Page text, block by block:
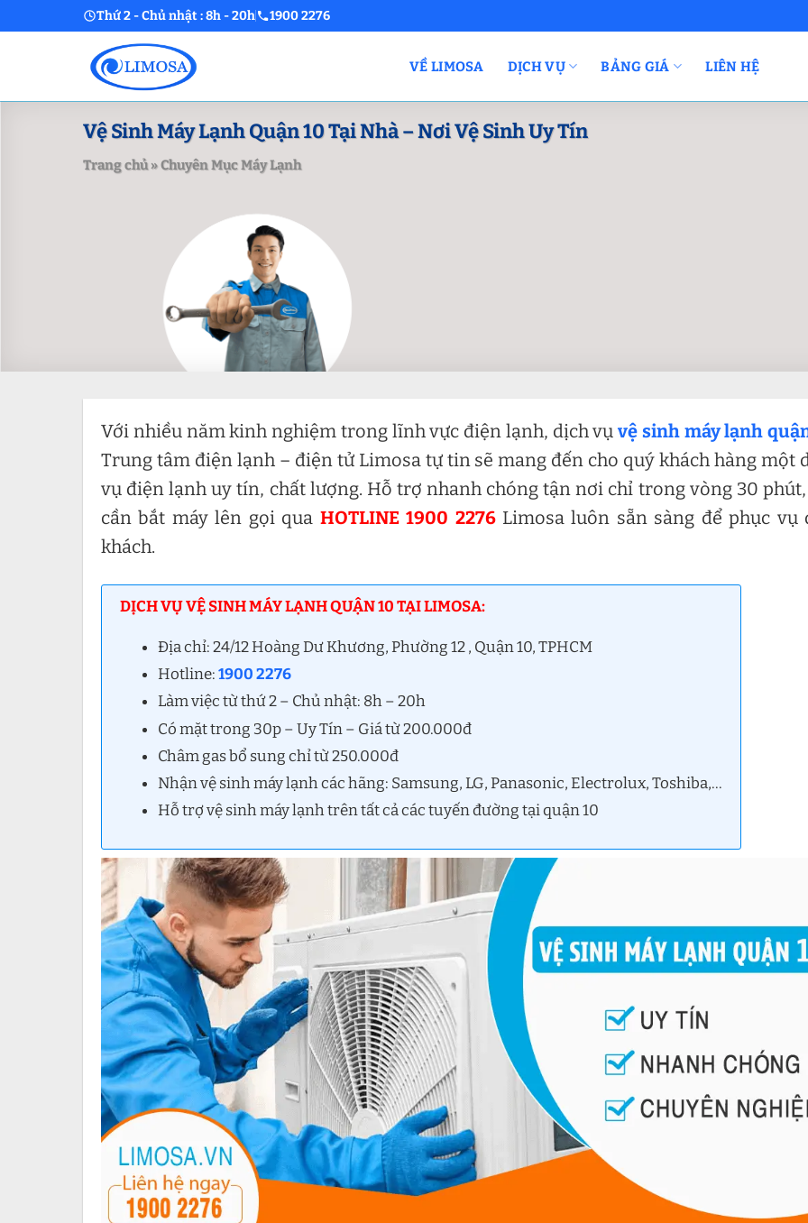
to
Thứ 2 - Chủ nhật : 8h - 20h 1900 2276
VỀ LIMOSA DỊCH VỤ BẢNG GIÁ LIÊN HỆ
Vệ Sinh Máy Lạnh Quận 10 Tại Nhà – Nơi Vệ Sinh Uy Tín
Trang chủ»Chuyên Mục Máy Lạnh
Với nhiều năm kinh nghiệm trong lĩnh vực điện lạnh, dịch vụvệ sinh máy lạnh
Trung tâm điện lạnh – điện tử Limosa tự tin sẽ mang đến cho quý khách hàng một
vụ điện lạnh uy tín, chất lượng. Hỗ trợ nhanh chóng tận nơi chỉ trong vòng 30
cần bắt máy lên gọi qua HOTLINE 1900 2276Limosa luôn sẵn sàng để phục vụ
khách.
DỊCH VỤ VỆ SINH MÁY LẠNH QUẬN 10 TẠI LIMOSA:
Địa chỉ: 24/12 Hoàng Dư Khương, Phường 12 , Quận 10, TPHCM
Hotline:1900 2276
Làm việc từ thứ 2 – Chủ nhật: 8h – 20h
Có mặt trong 30p – Uy Tín – Giá từ 200.000đ
Châm gas bổ sung chỉ từ 250.000đ
Nhận vệ sinh máy lạnh các hãng: Samsung, LG, Panasonic, Electrolux, Toshiba,…
Hỗ trợ vệ sinh máy lạnh trên tất cả các tuyến đường tại quận 10